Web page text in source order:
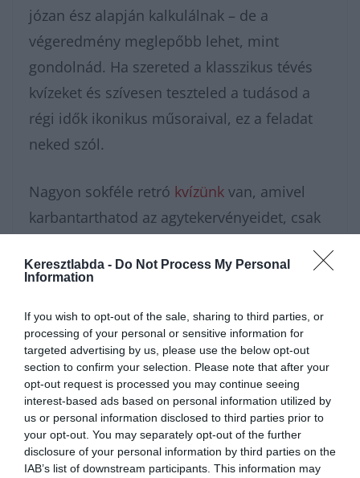
Keresztlabda - Do Not Process My Personal
Information
If you wish to opt-out of the sale, sharing to third parties, or
processing of your personal or sensitive information for
targeted advertising by us, please use the below opt-out
section to confirm your selection. Please note that after your
opt-out request is processed you may continue seeing
interest-based ads based on personal information utilized by
us or personal information disclosed to third parties prior to
your opt-out. You may separately opt-out of the further
disclosure of your personal information by third parties on the
IAB’s list of downstream participants. This information may
józan ész alapján kalkulálnak – de a
végeredmény meglepőbb lehet, mint
gondolnád. Ha szereted a klasszikus tévés
kvízeket és szívesen teszteled a tudásod a
régi idők ikonikus műsoraival, ez a feladat
neked szól.
Nagyon sokféle retró kvízünk van, amivel
karbantarthatod az agytekervényeidet, csak
napi játékokat találhatsz.